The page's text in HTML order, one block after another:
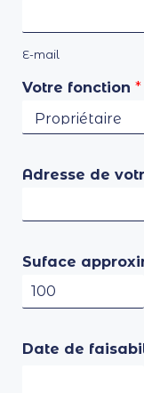
E-mail
Votre fonction*
Adresse de
Suface
Date de